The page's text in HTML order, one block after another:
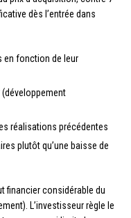
dès l’entrée dans
en fonction de leur
réalisations précédentes
plutôt qu’une baisse de
financier considérable du
L’investisseur règle le